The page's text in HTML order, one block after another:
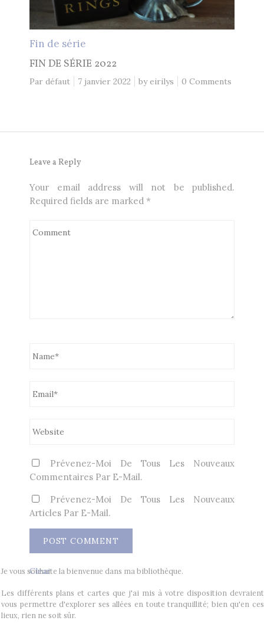
Fin de série
FIN DE SÉRIE 2022
Par défaut 7 janvier 2022 byeirilys 0 Comments
Leave a Reply
Your email address will not be published.
Required fields are marked *
Prévenez-Moi De Tous Les Nouveaux
Commentaires Par E-Mail.
Prévenez-Moi De Tous Les Nouveaux
Articles Par E-Mail.
Clear
Je vous souhaite la bienvenue dans ma bibliothèque.
Les différents plans et cartes que j'ai mis à votre disposition devraient
vous permettre d'explorer ses allées en toute tranquillité; bien qu'en ces
lieux, rien ne soit sûr.